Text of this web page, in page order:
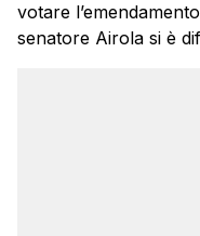
votare
senatore Airola si è